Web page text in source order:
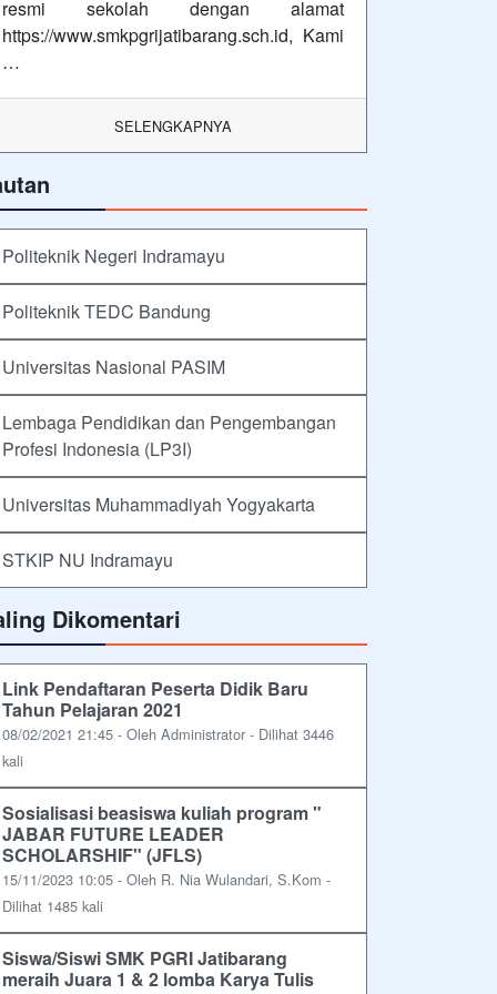
resmi sekolah dengan alamat
https://www.smkpgrijatibarang.sch.id, Kami
…
SELENGKAPNYA
Politeknik Negeri Indramayu
Politeknik TEDC Bandung
Universitas Nasional PASIM
Lembaga Pendidikan dan Pengembangan
Profesi Indonesia (LP3I)
Universitas Muhammadiyah Yogyakarta
STKIP NU Indramayu
Dikomentari
Link Pendaftaran Peserta Didik Baru
Tahun Pelajaran 2021
08/02/2021 21:45 - Oleh Administrator - Dilihat 3446
kali
Sosialisasi beasiswa kuliah program "
JABAR FUTURE LEADER
SCHOLARSHIF" (JFLS)
15/11/2023 10:05 - Oleh R. Nia Wulandari, S.Kom -
Dilihat 1485 kali
Siswa/Siswi SMK PGRI Jatibarang
meraih Juara 1 & 2 lomba Karya Tulis